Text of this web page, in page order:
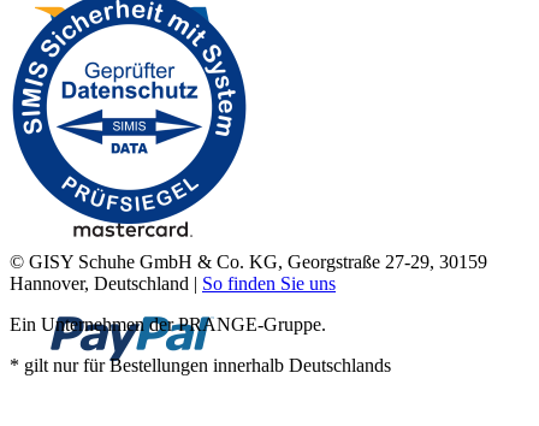
© GISY Schuhe GmbH & Co. KG, Georgstraße 27-29, 30159
Hannover, Deutschland | So finden Sie uns
Ein Unternehmen der PRANGE-Gruppe.
* gilt nur für Bestellungen innerhalb Deutschlands